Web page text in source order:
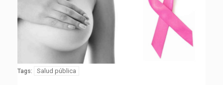
Tags: Salud pública